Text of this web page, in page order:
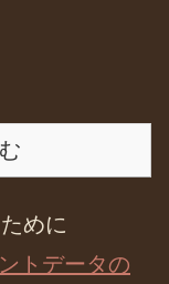
めに
トデータの